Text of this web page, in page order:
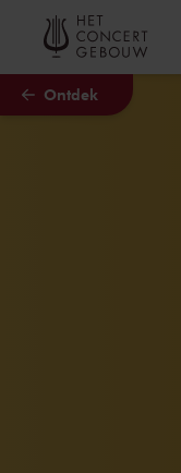
Naar hoofdcontent
Ontdek